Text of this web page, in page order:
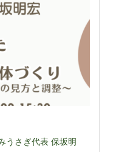
うさぎ代表 保坂明